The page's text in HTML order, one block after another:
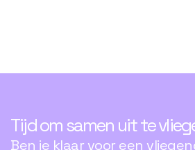
Tijd om samen uit te
Ben je klaar voor een